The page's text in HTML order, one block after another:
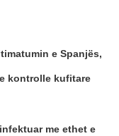
e Spanjës,
kontrolle kufitare
me ethet e